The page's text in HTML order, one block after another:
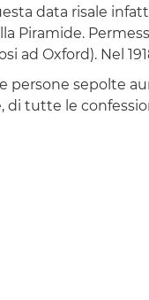
data risale
Piramide.
ad Oxford). Nel
persone sepolte
tutte le